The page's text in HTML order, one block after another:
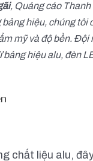
, Quảng cáo
hiệu, chúng tôi
mỹ và độ bền. Đội
hiệu alu, đèn
chất liệu alu,